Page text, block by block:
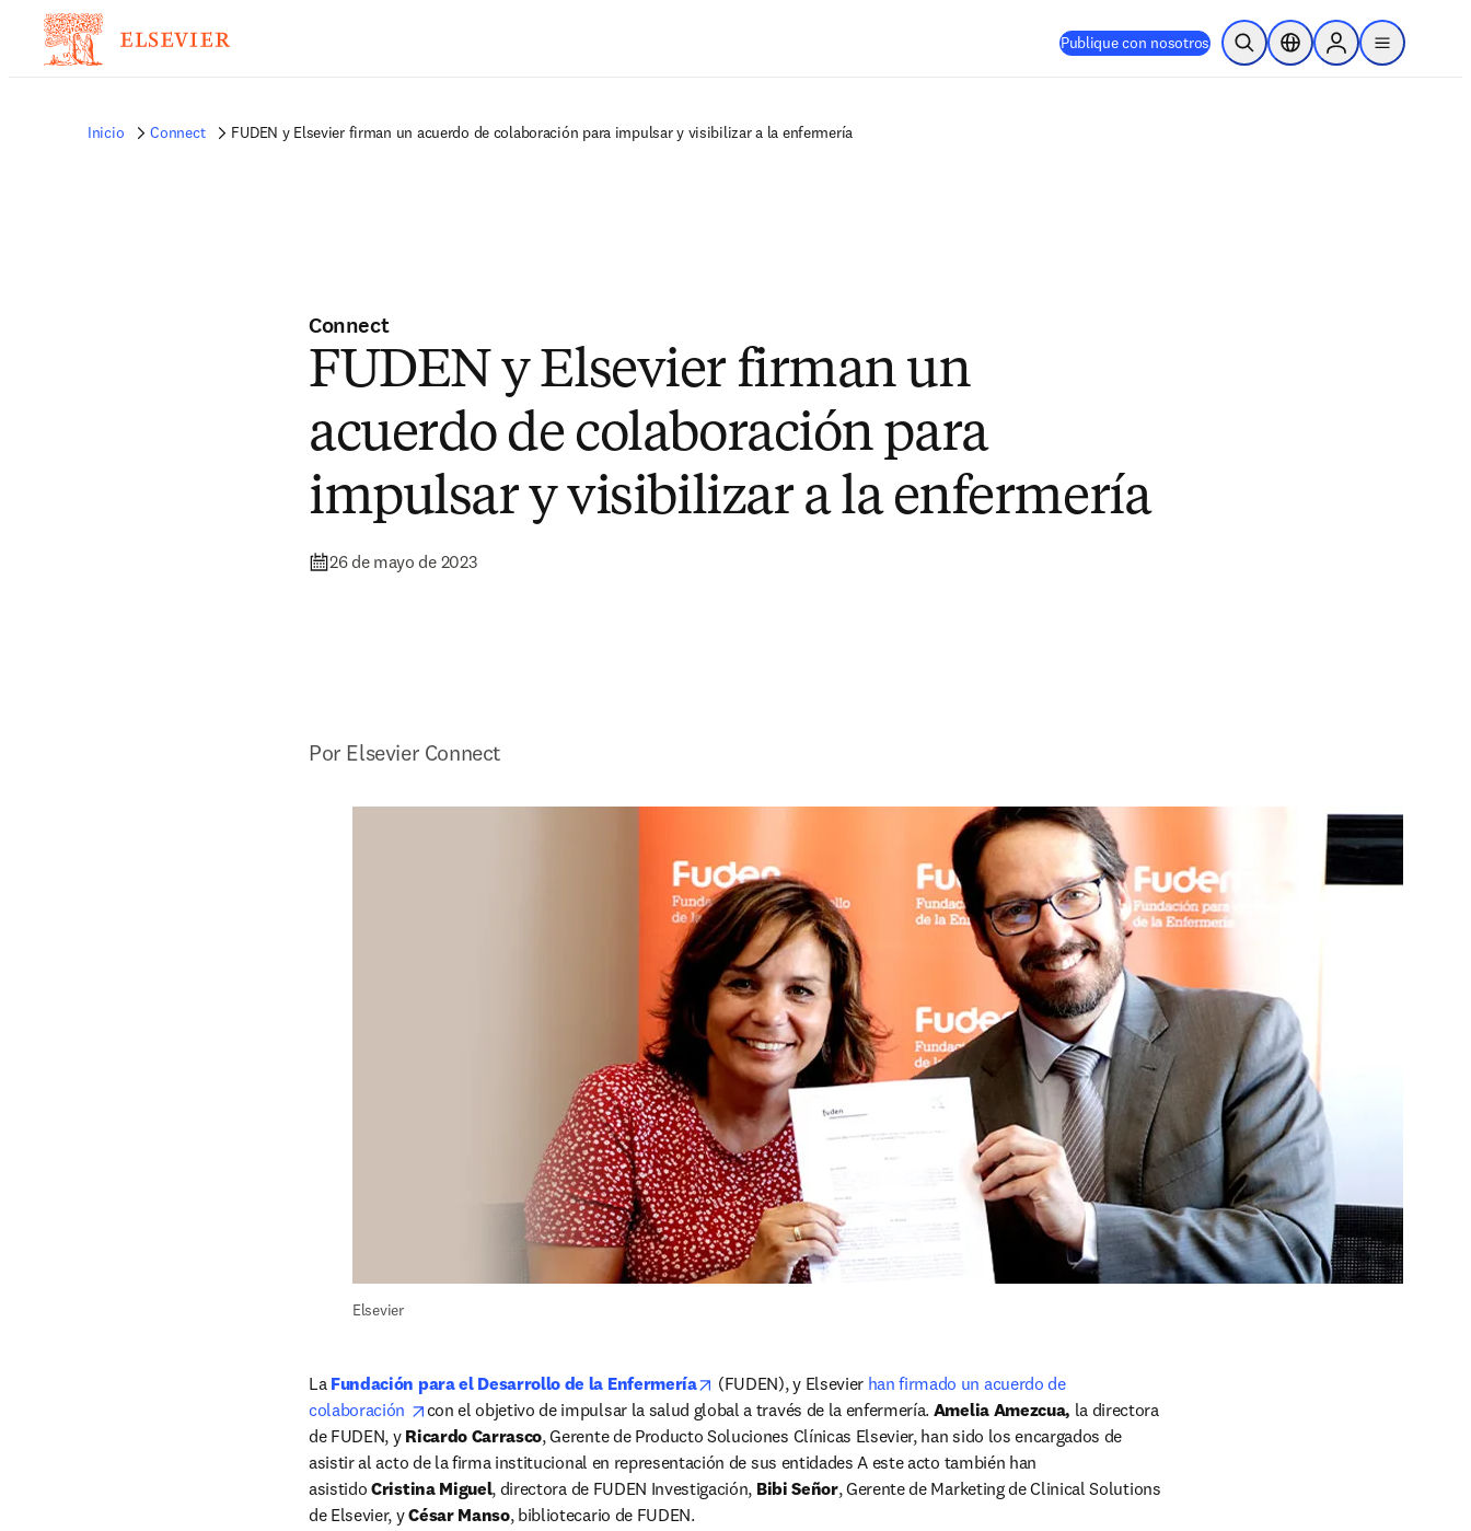
Publique con nosotros Abrir búsquedaSelector de ubicación
Sign in to products
menu
Inicio Connect FUDEN y Elsevier firman un acuerdo de colaboración para impulsar y visibilizar a la enfermería
Connect
FUDEN y Elsevier firman un
acuerdo de colaboración para
impulsar y visibilizar a la enfermería
26 de mayo de 2023
Por Elsevier Connect
Elsevier
La Fundación para el Desarrollo de la Enfermería opens in new tab/window
(FUDEN), y Elsevier han firmado un acuerdo de
colaboración
opens in new tab/window
con el objetivo de impulsar la salud global a través de la enfermería. Amelia Amezcua, la directora
de FUDEN, y Ricardo Carrasco, Gerente de Producto Soluciones Clínicas Elsevier, han sido los encargados de
asistir al acto de la firma institucional en representación de sus entidades A este acto también han
asistido Cristina Miguel, directora de FUDEN Investigación, Bibi Señor, Gerente de Marketing de Clinical Solutions
de Elsevier, y César Manso, bibliotecario de FUDEN.